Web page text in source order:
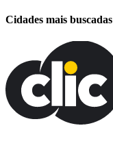
Cidades mais buscadas